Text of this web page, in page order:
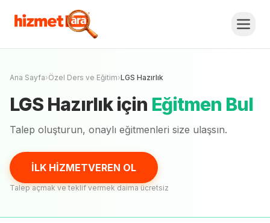
Fiyat Teklifi Al, Karşılaştır.
Henüz onaylıeğitmenyok
Ana Sayfa›Özel Ders ve Eğitim›LGS Hazırlık
LGS Hazırlıkiçin Eğitmen Bul
Talep oluşturun, onaylı eğitmenleri size ulaşsın.
İLK HİZMETVEREN OL
Talep açmak ve teklif vermek daima ücretsiz